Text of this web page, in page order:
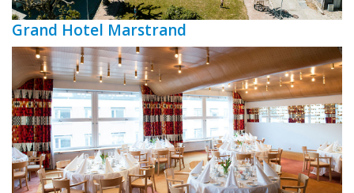
Grand Hotel Marstrand